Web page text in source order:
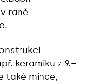
raně
keramiku z 9.–
také mince,